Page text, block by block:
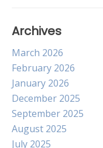
Archives
March 2026
February 2026
January 2026
December 2025
September 2025
August 2025
July 2025